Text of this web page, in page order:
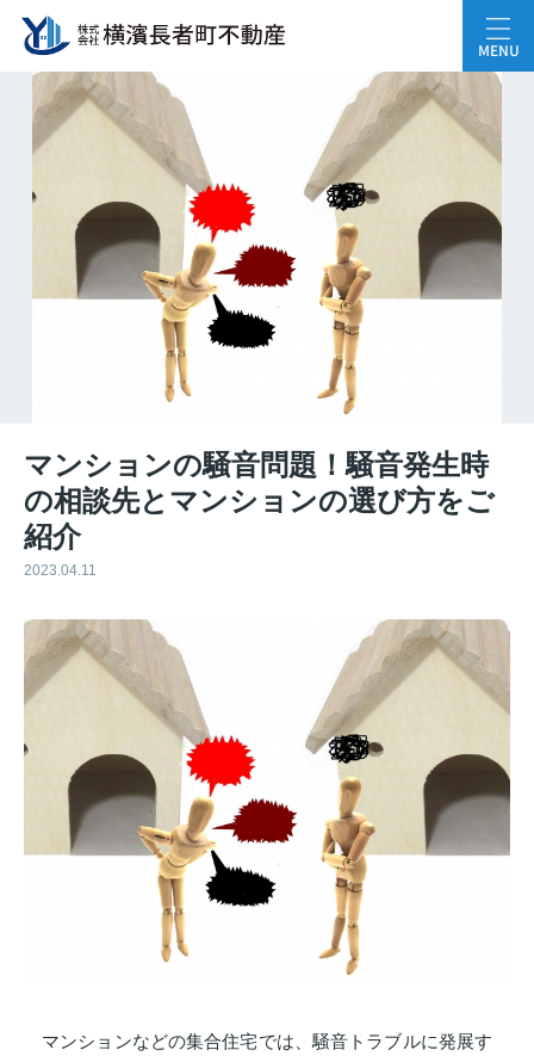
MENU
マンションの騒音問題！騒音発生時
の相談先とマンションの選び方をご
紹介
2023.04.11
マンションなどの集合住宅では、騒音トラブルに発展す